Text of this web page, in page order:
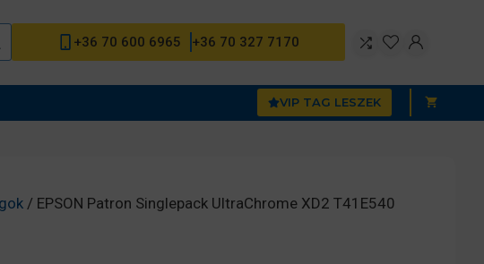
+36 70 600 6965 +36 70 327 7170
VIP TAG LESZEK
/ EPSON Patron Singlepack UltraChrome XD2 T41E540